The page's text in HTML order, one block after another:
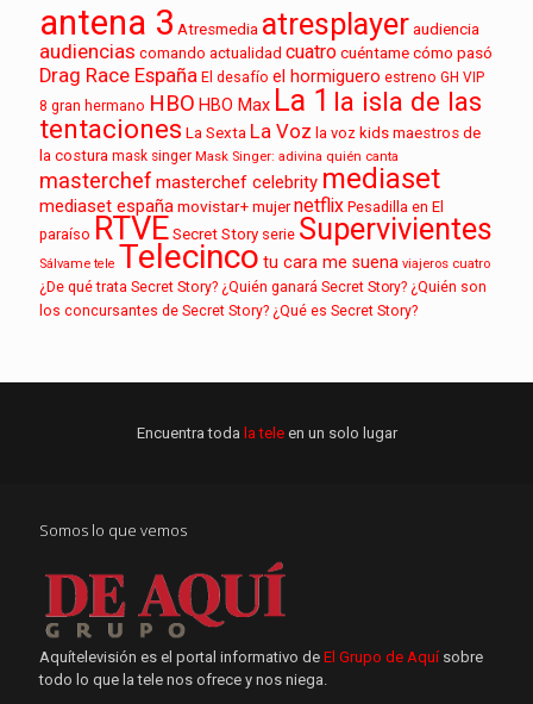
antena 3 Atresmedia atresplayeraudiencia
audiencias comando actualidad cuatrocuéntame cómo pasó
Drag Race España El desafío el hormiguero estreno GH VIP
8 gran hermano HBO HBO Max La 1 la isla de las
tentaciones La Sexta La Voz la voz kids maestros de
la costura mask singer Mask Singer: adivina quién canta
masterchef masterchef celebrity mediaset
mediaset españa movistar+ mujer netflix Pesadilla en El
paraíso RTVE Secret Story serie Supervivientes
Sálvame tele Telecinco tu cara me suena viajeros cuatro
¿De qué trata Secret Story? ¿Quién ganará Secret Story? ¿Quién son
los concursantes de Secret Story? ¿Qué es Secret Story?
Encuentra toda la tele en un solo lugar
Somos lo que vemos
Aquítelevisión es el portal informativo de El Grupo de Aquí sobre
todo lo que la tele nos ofrece y nos niega.